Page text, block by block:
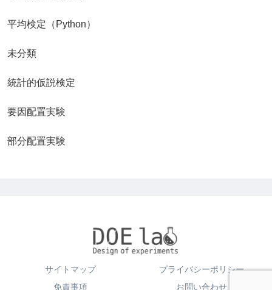
平均検定（Python）
未分類
統計的仮説検定
要因配置実験
部分配置実験
サイトマップ
プライバシーポリシー
免責事項
お問い合わせ